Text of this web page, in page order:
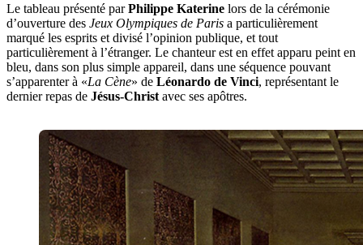
Le tableau présenté parPhilippe Katerine lors de la cérémonie
d’ouverture des Jeux Olympiques de Paris a particulièrement
marqué les esprits et divisé l’opinion publique, et tout
particulièrement à l’étranger. Le chanteur est en effet apparu peint en
bleu, dans son plus simple appareil, dans une séquence pouvant
s’apparenter à «La Cène» de Léonardo de Vinci, représentant le
dernier repas de Jésus-Christ avec ses apôtres.